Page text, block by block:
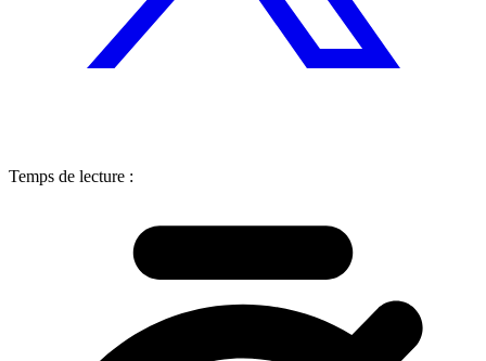
Temps de lecture :